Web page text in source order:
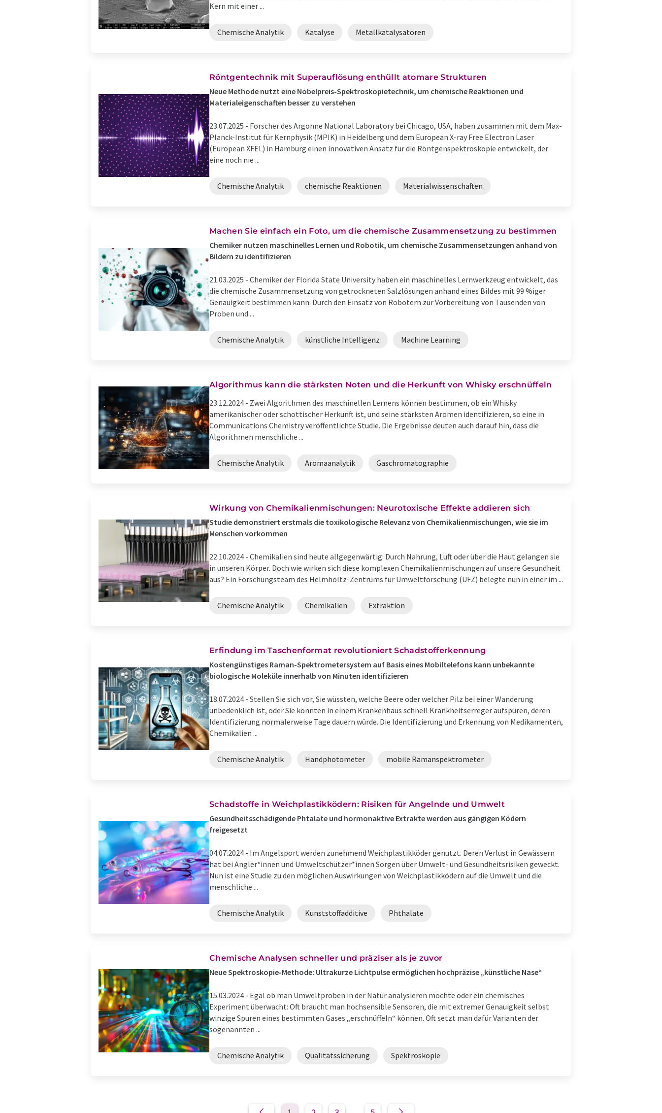
Kern mit einer ...
Chemische Analytik Katalyse Metallkatalysatoren
Röntgentechnik mit Superauflösung enthüllt atomare Strukturen
Neue Methode nutzt eine Nobelpreis-Spektroskopietechnik, um chemische Reaktionen und
Materialeigenschaften besser zu verstehen
23.07.2025 - Forscher des Argonne National Laboratory bei Chicago, USA, haben zusammen mit dem Max-
Planck-Institut für Kernphysik (MPIK) in Heidelberg und dem European X-ray Free Electron Laser
(European XFEL) in Hamburg einen innovativen Ansatz für die Röntgenspektroskopie entwickelt, der
eine noch nie ...
Chemische Analytik chemische Reaktionen Materialwissenschaften
Machen Sie einfach ein Foto, um die chemische Zusammensetzung zu bestimmen
Chemiker nutzen maschinelles Lernen und Robotik, um chemische Zusammensetzungen anhand von
Bildern zu identifizieren
21.03.2025 - Chemiker der Florida State University haben ein maschinelles Lernwerkzeug entwickelt, das
die chemische Zusammensetzung von getrockneten Salzlösungen anhand eines Bildes mit 99 %iger
Genauigkeit bestimmen kann. Durch den Einsatz von Robotern zur Vorbereitung von Tausenden von
Proben und ...
Chemische Analytik künstliche Intelligenz Machine Learning
Algorithmus kann die stärksten Noten und die Herkunft von Whisky erschnüffeln
23.12.2024 - Zwei Algorithmen des maschinellen Lernens können bestimmen, ob ein Whisky
amerikanischer oder schottischer Herkunft ist, und seine stärksten Aromen identifizieren, so eine in
Communications Chemistry veröffentlichte Studie. Die Ergebnisse deuten auch darauf hin, dass die
Algorithmen menschliche ...
Chemische Analytik Aromaanalytik Gaschromatographie
Wirkung von Chemikalienmischungen: Neurotoxische Effekte addieren sich
Studie demonstriert erstmals die toxikologische Relevanz von Chemikalienmischungen, wie sie im
Menschen vorkommen
22.10.2024 - Chemikalien sind heute allgegenwärtig: Durch Nahrung, Luft oder über die Haut gelangen sie
in unseren Körper. Doch wie wirken sich diese komplexen Chemikalienmischungen auf unsere Gesundheit
aus? Ein Forschungsteam des Helmholtz-Zentrums für Umweltforschung (UFZ) belegte nun in einer im ...
Chemische Analytik Chemikalien Extraktion
Erfindung im Taschenformat revolutioniert Schadstofferkennung
Kostengünstiges Raman-Spektrometersystem auf Basis eines Mobiltelefons kann unbekannte
biologische Moleküle innerhalb von Minuten identifizieren
18.07.2024 - Stellen Sie sich vor, Sie wüssten, welche Beere oder welcher Pilz bei einer Wanderung
unbedenklich ist, oder Sie könnten in einem Krankenhaus schnell Krankheitserreger aufspüren, deren
Identifizierung normalerweise Tage dauern würde. Die Identifizierung und Erkennung von Medikamenten,
Chemikalien ...
Chemische Analytik Handphotometer mobile Ramanspektrometer
Schadstoffe in Weichplastikködern: Risiken für Angelnde und Umwelt
Gesundheitsschädigende Phtalate und hormonaktive Extrakte werden aus gängigen Ködern
freigesetzt
04.07.2024 - Im Angelsport werden zunehmend Weichplastikköder genutzt. Deren Verlust in Gewässern
hat bei Angler*innen und Umweltschützer*innen Sorgen über Umwelt- und Gesundheitsrisiken geweckt.
Nun ist eine Studie zu den möglichen Auswirkungen von Weichplastikködern auf die Umwelt und die
menschliche ...
Chemische Analytik Kunststoffadditive Phthalate
Chemische Analysen schneller und präziser als je zuvor
Neue Spektroskopie-Methode: Ultrakurze Lichtpulse ermöglichen hochpräzise „künstliche Nase“
15.03.2024 - Egal ob man Umweltproben in der Natur analysieren möchte oder ein chemisches
Experiment überwacht: Oft braucht man hochsensible Sensoren, die mit extremer Genauigkeit selbst
winzige Spuren eines bestimmten Gases „erschnüffeln“ können. Oft setzt man dafür Varianten der
sogenannten ...
Chemische Analytik Qualitätssicherung Spektroskopie